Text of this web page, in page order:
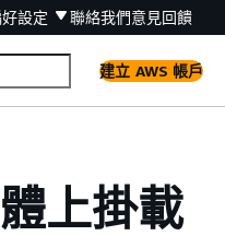
設定 聯絡我們意見回饋
建立 AWS 帳戶
上掛載